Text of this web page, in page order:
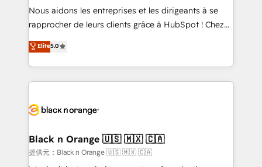
B2B sectors such as manufacturing, SaaS and
business services. We prepare a customized
impact of your digital transformation, including a
detailed financial rationale with a focus on ROI and
embark on a transformational journey that sets your
business up for long-term success. Unlock your
business. If not now, when?
Nous aidons les entreprises et les dirigeants à se
rapprocher de leurs clients grâce à HubSpot ! Chez
DIGITALISIM, nous avons l'intime conviction que la
réussite des entreprises passe par l’innovation web,
le marketing digital, et la relation client ! C'est
pourquoi, nos experts sont à la fois capables de
référencement, votre stratégie digitale et le pilotage
projet HubSpot avec DIGITALISIM : 🧽 Nettoyage,
migration et intégration des bases de données. 🚀
Développement des interfaces avec vos logiciels
Elite5.0
Black n Orange 🇺🇸 🇲🇽 🇨🇦
提供元：Black n Orange 🇺🇸 🇲🇽 🇨🇦